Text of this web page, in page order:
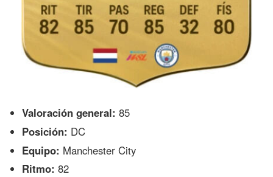
Valoración general: 85
Posición: DC
Equipo: Manchester City
Ritmo: 82